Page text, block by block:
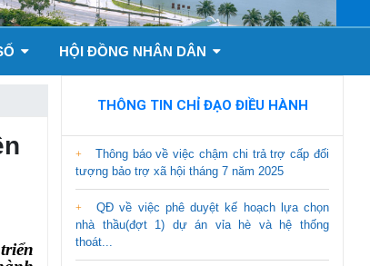
HỘI ĐỒNG NHÂN DÂN
THÔNG TIN CHỈ ĐẠO ĐIỀU HÀNH
Thông báo về việc chậm chi trả trợ cấp đối
tượng bảo trợ xã hội tháng 7 năm 2025
QĐ về việc phê duyệt kế hoạch lựa chọn
nhà thầu(đợt 1) dự án vỉa hè và hệ thống
thoát...